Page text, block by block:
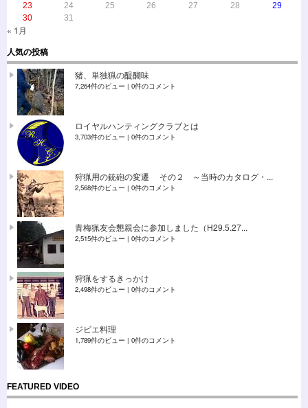
23
24 25 26 27 28
29
30
31
« 1月
人気の投稿
猪、単独猟の醍醐味
7,264件のビュー | 0件のコメント
ロイヤルハンティングクラブとは
3,703件のビュー | 0件のコメント
狩猟用の銃砲の変遷 その２ ～当時のカタログ・...
2,568件のビュー | 0件のコメント
青梅猟友会懇親会に参加しました（H29.5.27...
2,515件のビュー | 0件のコメント
狩猟をするきっかけ
2,498件のビュー | 0件のコメント
ジビエ料理
1,789件のビュー | 0件のコメント
FEATURED VIDEO